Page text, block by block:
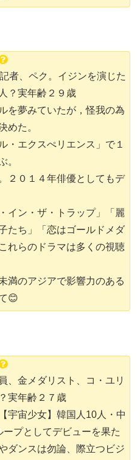
者、ペク。イジンを演じた
？実年齢２９歳
を夢みていたが，怪我の為
めた。
・エクスぺリエンス」で１
。
２０１４年俳優としてもデ
イン・ザ・トラップ」「麗
たち」「恋はゴールドメダ
れらのドラマは多くの視聴
満のアジアで影響力のある
😊
、金メダリスト、コ・ユリ
実年齢２７歳
宇宙少女】韓国人10人・中
プとしてデビューを果た
ダンスは勿論、際立つビジ